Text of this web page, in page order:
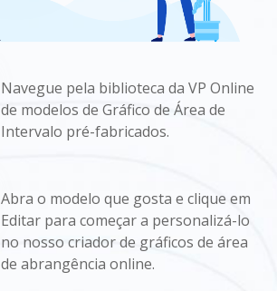
Navegue pela biblioteca da VP Online
de modelos de Gráfico de Área de
Intervalo pré-fabricados.
Abra o modelo que gosta e clique em
Editar para começar a personalizá-lo
no nosso criador de gráficos de área
de abrangência online.